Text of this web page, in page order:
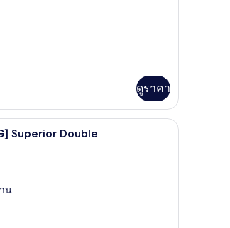
ดูราคา
ผ้านวมขนเป็ด, ตู้นิรภัยในห้องพัก, โต๊ะทำงาน,
Superior Double
น